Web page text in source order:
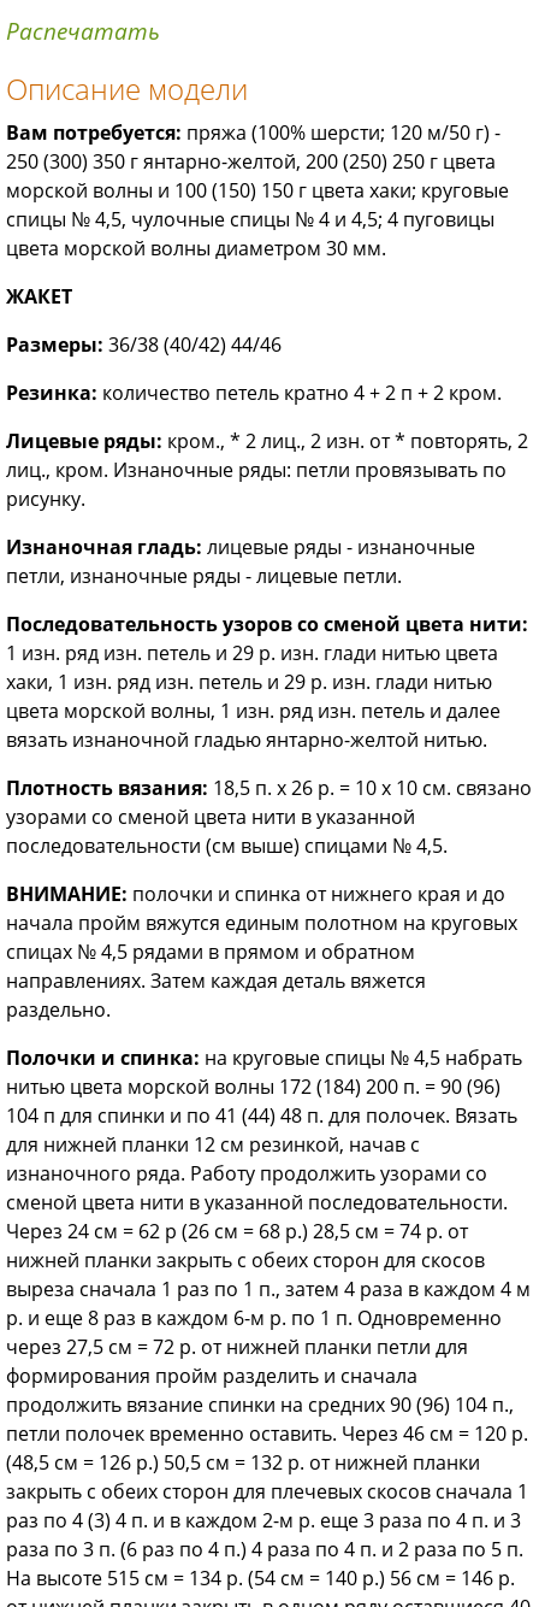
Распечатать
Описание модели
Вам потребуется: пряжа (100% шерсти; 120 м/50 г) -
250 (300) 350 г янтарно-желтой, 200 (250) 250 г цвета
морской волны и 100 (150) 150 г цвета хаки; круговые
спицы № 4,5, чулочные спицы № 4 и 4,5; 4 пуговицы
цвета морской волны диаметром 30 мм.
ЖАКЕТ
Размеры: 36/38 (40/42) 44/46
Резинка: количество петель кратно 4 + 2 п + 2 кром.
Лицевые ряды: кром., * 2 лиц., 2 изн. от * повторять, 2
лиц., кром. Изнаночные ряды: петли провязывать по
рисунку.
Изнаночная гладь: лицевые ряды - изнаночные
петли, изнаночные ряды - лицевые петли.
Последовательность узоров со сменой цвета нити:
1 изн. ряд изн. петель и 29 р. изн. глади нитью цвета
хаки, 1 изн. ряд изн. петель и 29 р. изн. глади нитью
цвета морской волны, 1 изн. ряд изн. петель и далее
вязать изнаночной гладью янтарно-желтой нитью.
Плотность вязания: 18,5 п. х 26 р. = 10 х 10 см. связано
узорами со сменой цвета нити в указанной
последовательности (см выше) спицами № 4,5.
ВНИМАНИЕ: полочки и спинка от нижнего края и до
начала пройм вяжутся единым полотном на круговых
спицах № 4,5 рядами в прямом и обратном
направлениях. Затем каждая деталь вяжется
раздельно.
Полочки и спинка: на круговые спицы № 4,5 набрать
нитью цвета морской волны 172 (184) 200 п. = 90 (96)
104 п для спинки и по 41 (44) 48 п. для полочек. Вязать
для нижней планки 12 см резинкой, начав с
изнаночного ряда. Работу продолжить узорами со
сменой цвета нити в указанной последовательности.
Через 24 см = 62 р (26 см = 68 р.) 28,5 см = 74 р. от
нижней планки закрыть с обеих сторон для скосов
выреза сначала 1 раз по 1 п., затем 4 раза в каждом 4 м
р. и еще 8 раз в каждом 6-м р. по 1 п. Одновременно
через 27,5 см = 72 р. от нижней планки петли для
формирования пройм разделить и сначала
продолжить вязание спинки на средних 90 (96) 104 п.,
петли полочек временно оставить. Через 46 см = 120 р.
(48,5 см = 126 р.) 50,5 см = 132 р. от нижней планки
закрыть с обеих сторон для плечевых скосов сначала 1
раз по 4 (3) 4 п. и в каждом 2-м р. еще 3 раза по 4 п. и 3
раза по 3 п. (6 раз по 4 п.) 4 раза по 4 п. и 2 раза по 5 п.
На высоте 515 см = 134 р. (54 см = 140 р.) 56 см = 146 р.